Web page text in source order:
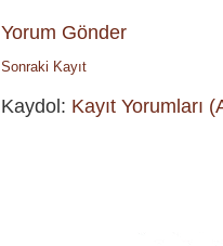
Yorum Gönder
Sonraki Kayıt
Kaydol: Kayıt Yorumları